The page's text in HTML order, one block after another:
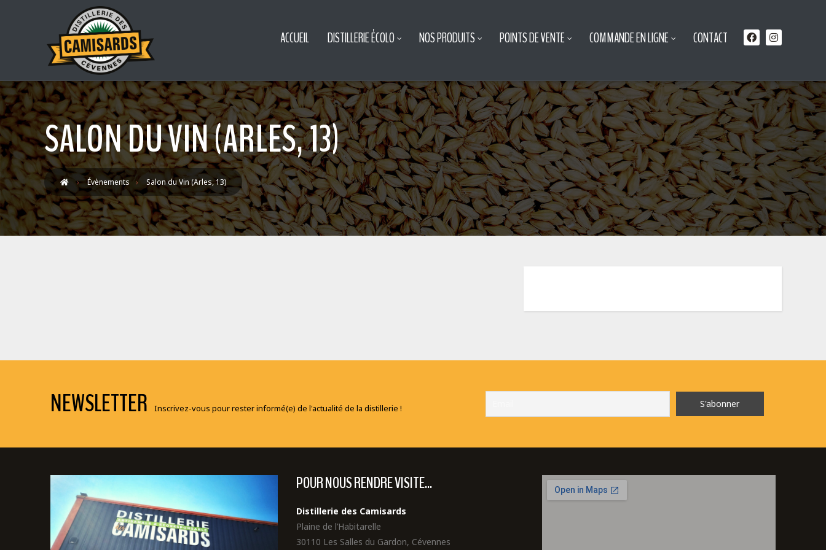
ACCUEIL DISTILLERIE ÉCOLO NOS PRODUITS POINTS DE VENTE COMMANDE EN LIGNE CONTACT
SALON DU VIN (ARLES, 13)
Évènements Salon du Vin (Arles, 13)
NEWSLETTER Inscrivez-vous pour rester informé(e) de l'actualité de la distillerie !
POUR NOUS RENDRE VISITE...
Distillerie des Camisards
Plaine de l’Habitarelle
30110 Les Salles du Gardon, Cévennes